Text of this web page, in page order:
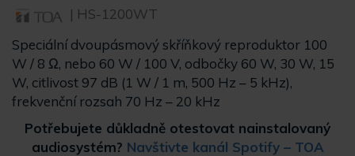
| HS-1200WT
Speciální dvoupásmový skříňkový reproduktor 100
W / 8 Ω, nebo 60 W / 100 V, odbočky 60 W, 30 W, 15
W, citlivost 97 dB (1 W / 1 m, 500 Hz – 5 kHz),
frekvenční rozsah 70 Hz – 20 kHz
Potřebujete důkladně otestovat nainstalovaný
audiosystém? Navštivte kanál Spotify – TOA